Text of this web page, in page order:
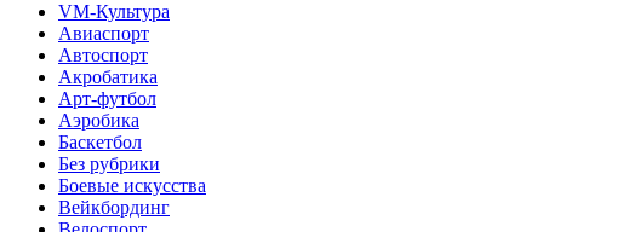
VM-Культура
Авиаспорт
Автоспорт
Акробатика
Арт-футбол
Аэробика
Баскетбол
Без рубрики
Боевые искусства
Вейкбординг